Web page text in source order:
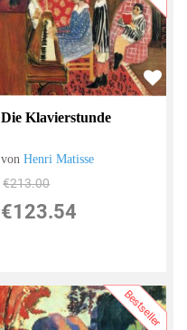
Die Klavierstunde
vonHenri Matisse
€213.00
€123.54
Bestseller